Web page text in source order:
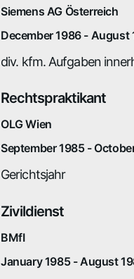
Siemens AG Österreich
December 1986 - August
div. kfm. Aufgaben
Rechtspraktikant
OLG Wien
September 1985 -
Gerichtsjahr
Zivildienst
BMfI
January 1985 - August